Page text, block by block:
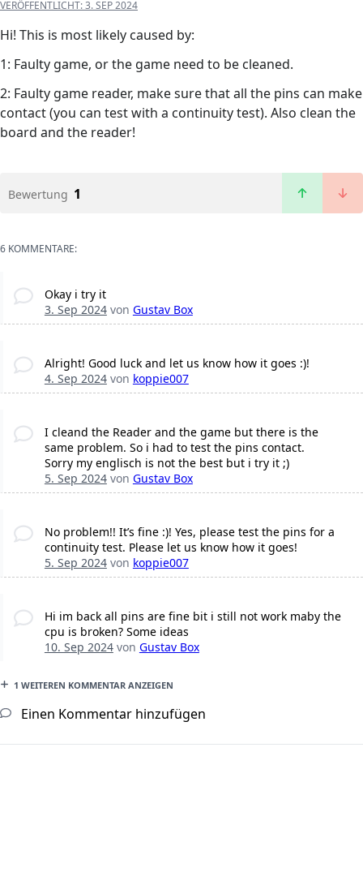
VERÖFFENTLICHT:3. SEP 2024
Hi! This is most likely caused by:
1: Faulty game, or the game need to be cleaned.
2: Faulty game reader, make sure that all the pins can make
contact (you can test with a continuity test). Also clean the
board and the reader!
Bewertung 1
6 KOMMENTARE:
Okay i try it
3. Sep 2024von Gustav Box
Alright! Good luck and let us know how it goes :)!
4. Sep 2024von koppie007
I cleand the Reader and the game but there is the
same problem. So i had to test the pins contact.
Sorry my englisch is not the best but i try it ;)
5. Sep 2024von Gustav Box
No problem!! It’s fine :)! Yes, please test the pins for a
continuity test. Please let us know how it goes!
5. Sep 2024von koppie007
Hi im back all pins are fine bit i still not work maby the
cpu is broken? Some ideas
10. Sep 2024von Gustav Box
1 WEITEREN KOMMENTAR ANZEIGEN
Einen Kommentar hinzufügen